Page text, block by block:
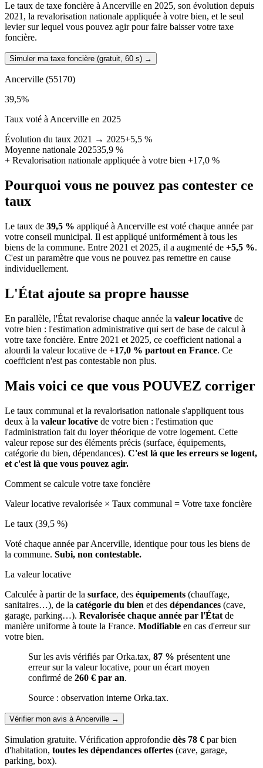
Le taux de taxe foncière à Ancerville en 2025, son évolution depuis
2021, la revalorisation nationale appliquée à votre bien, et le seul
levier sur lequel vous pouvez agir pour faire baisser votre taxe
foncière.
Simuler ma taxe foncière (gratuit, 60 s) →
Ancerville (55170)
39,5%
Taux voté à Ancerville en 2025
Évolution du taux 2021 → 2025+5,5 %
Moyenne nationale 202535,9 %
+ Revalorisation nationale appliquée à votre bien +17,0 %
Pourquoi vous ne pouvez pas contester ce
taux
Le taux de 39,5 % appliqué à Ancerville est voté chaque année par
votre conseil municipal. Il est appliqué uniformément à tous les
biens de la commune. Entre 2021 et 2025, il a augmenté de +5,5 %.
C'est un paramètre que vous ne pouvez pas remettre en cause
individuellement.
L'État ajoute sa propre hausse
En parallèle, l'État revalorise chaque année la valeur locative de
votre bien : l'estimation administrative qui sert de base de calcul à
votre taxe foncière. Entre 2021 et 2025, ce coefficient national a
alourdi la valeur locative de +17,0 % partout en France. Ce
coefficient n'est pas contestable non plus.
Mais voici ce que vous POUVEZ corriger
Le taux communal et la revalorisation nationale s'appliquent tous
deux à la valeur locative de votre bien : l'estimation que
l'administration fait du loyer théorique de votre logement. Cette
valeur repose sur des éléments précis (surface, équipements,
catégorie du bien, dépendances). C'est là que les erreurs se logent,
et c'est là que vous pouvez agir.
Comment se calcule votre taxe foncière
Valeur locative revalorisée × Taux communal = Votre taxe foncière
Le taux (39,5 %)
Voté chaque année par Ancerville, identique pour tous les biens de
la commune. Subi, non contestable.
La valeur locative
Calculée à partir de la surface, des équipements (chauffage,
sanitaires…), de la catégorie du bien et des dépendances (cave,
garage, parking…). Revalorisée chaque année par l'État de
manière uniforme à toute la France. Modifiable en cas d'erreur sur
votre bien.
Sur les avis vérifiés par Orka.tax, 87 % présentent une
erreur sur la valeur locative, pour un écart moyen
confirmé de 260 € par an.
Source : observation interne Orka.tax.
Vérifier mon avis à Ancerville →
Simulation gratuite. Vérification approfondie dès 78 € par bien
d'habitation, toutes les dépendances offertes (cave, garage,
parking, box).